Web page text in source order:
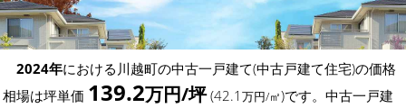
2024年における川越町の中古一戸建て(中古戸建て住宅)の価格
相場は坪単価 139.2万円/坪(42.1 万円/㎡)です。中古一戸建